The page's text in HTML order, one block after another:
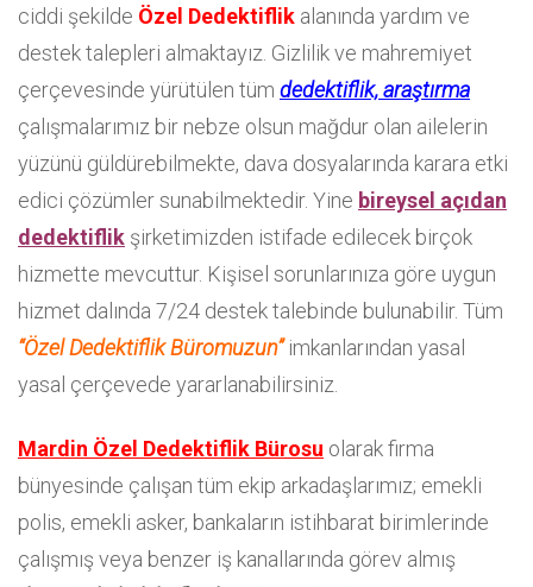
ciddi şekilde Özel Dedektiflik alanında yardım ve
destek talepleri almaktayız. Gizlilik ve mahremiyet
çerçevesinde yürütülen tüm dedektiflik, araştırma
çalışmalarımız bir nebze olsun mağdur olan ailelerin
yüzünü güldürebilmekte, dava dosyalarında karara etki
edici çözümler sunabilmektedir. Yine bireysel açıdan
dedektiflik şirketimizden istifade edilecek birçok
hizmette mevcuttur. Kişisel sorunlarınıza göre uygun
hizmet dalında 7/24 destek talebinde bulunabilir. Tüm
“Özel Dedektiflik Büromuzun”imkanlarından yasal
yasal çerçevede yararlanabilirsiniz.
Mardin Özel Dedektiflik Bürosu olarak firma
bünyesinde çalışan tüm ekip arkadaşlarımız; emekli
polis, emekli asker, bankaların istihbarat birimlerinde
çalışmış veya benzer iş kanallarında görev almış